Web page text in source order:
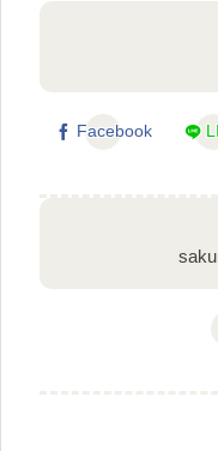
Facebook